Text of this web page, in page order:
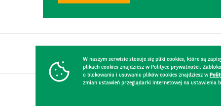
W naszym serwisie stosuje się pliki cookies, które są
plikach cookies znajdziesz w Polityce prywatności.
o blokowaniu i usuwaniu plików cookies znajdziesz w
zmian ustawień przeglądarki internetowej na ustawienia